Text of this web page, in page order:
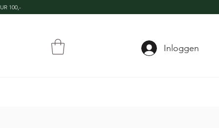
100,-
Inloggen